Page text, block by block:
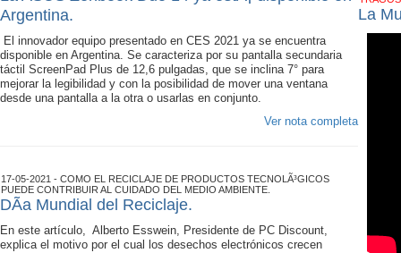
Argentina.
El innovador equipo presentado en CES 2021 ya se encuentra
disponible en Argentina. Se caracteriza por su pantalla secundaria
táctil ScreenPad Plus de 12,6 pulgadas, que se inclina 7° para
mejorar la legibilidad y con la posibilidad de mover una ventana
desde una pantalla a la otra o usarlas en conjunto.
Ver nota completa
17-05-2021 - COMO EL RECICLAJE DE PRODUCTOS TECNOLÃ³GICOS
PUEDE CONTRIBUIR AL CUIDADO DEL MEDIO AMBIENTE.
DÃ­a Mundial del Reciclaje.
En este artículo, Alberto Esswein, Presidente de PC Discount,
explica el motivo por el cual los desechos electrónicos crecen
La